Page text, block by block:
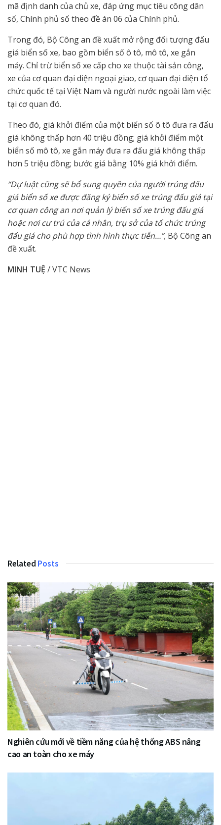
mã định danh của chủ xe, đáp ứng mục tiêu công dân
số, Chính phủ số theo đề án 06 của Chính phủ.
Trong đó, Bộ Công an đề xuất mở rộng đối tượng đấu
giá biển số xe, bao gồm biển số ô tô, mô tô, xe gắn
máy. Chỉ trừ biển số xe cấp cho xe thuộc tài sản công,
xe của cơ quan đại diện ngoại giao, cơ quan đại diện tổ
chức quốc tế tại Việt Nam và người nước ngoài làm việc
tại cơ quan đó.
Theo đó, giá khởi điểm của một biển số ô tô đưa ra đấu
giá không thấp hơn 40 triệu đồng; giá khởi điểm một
biển số mô tô, xe gắn máy đưa ra đấu giá không thấp
hơn 5 triệu đồng; bước giá bằng 10% giá khởi điểm.
“Dự luật cũng sẽ bổ sung quyền của người trúng đấu
giá biển số xe được đăng ký biển số xe trúng đấu giá tại
cơ quan công an nơi quản lý biển số xe trúng đấu giá
hoặc nơi cư trú của cá nhân, trụ sở của tổ chức trúng
đấu giá cho phù hợp tình hình thực tiễn…”, Bộ Công an
đề xuất.
MINH TUỆ / VTC News
Related Posts
Nghiên cứu mới về tiềm năng của hệ thống ABS nâng
cao an toàn cho xe máy